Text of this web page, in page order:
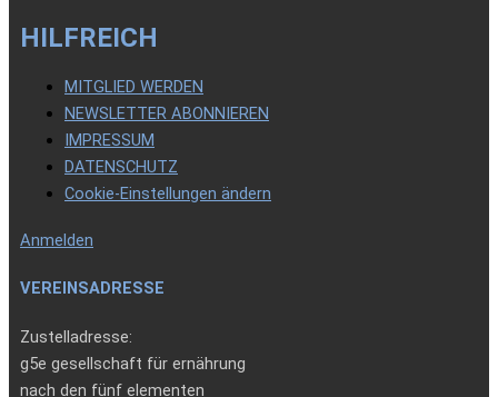
HILFREICH
MITGLIED WERDEN
NEWSLETTER ABONNIEREN
IMPRESSUM
DATENSCHUTZ
Cookie-Einstellungen ändern
Anmelden
VEREINSADRESSE
Zustelladresse:
g5e gesellschaft für ernährung
nach den fünf elementen